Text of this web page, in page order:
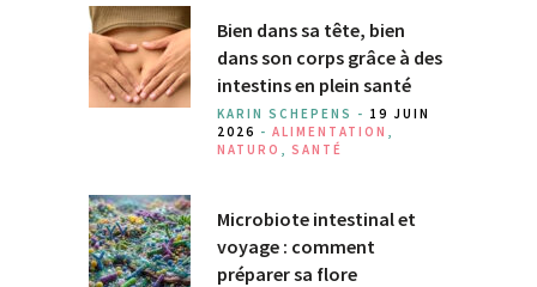
Bien dans sa tête, bien
dans son corps grâce à des
intestins en plein santé
KARIN SCHEPENS - 19 JUIN
2026 - ALIMENTATION
NATURO
SANTÉ
Microbiote intestinal et
voyage : comment
préparer sa flore